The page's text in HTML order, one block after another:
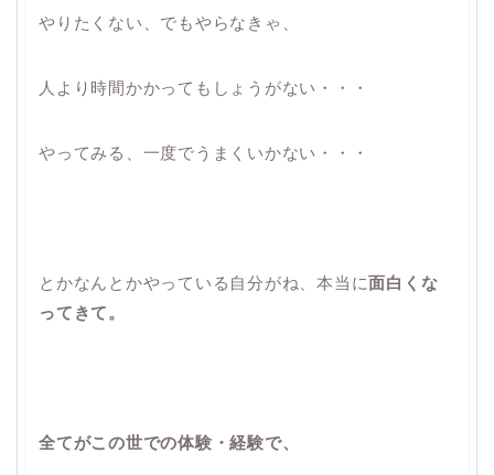
やりたくない、でもやらなきゃ、
人より時間かかってもしょうがない・・・
やってみる、一度でうまくいかない・・・
とかなんとかやっている自分がね、本当に面白くな
ってきて。
全てがこの世での体験・経験で、